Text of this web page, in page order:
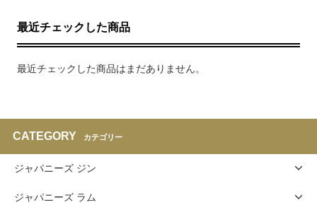
最近チェックした商品
最近チェックした商品はまだありません。
CATEGORY カテゴリー
ジャパニーズ ジン
ジャパニーズ ラム